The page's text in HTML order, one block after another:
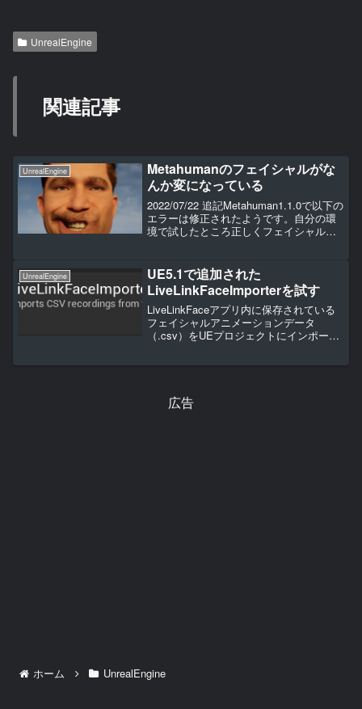
UnrealEngine
関連記事
UnrealEngine
Metahumanのフェイシャルがな
んか変になっている
2022/07/22 追記Metahuman1.1.0で以下の
エラーは修正されたようです。自分の環
境で試したところ正しくフェイシャルア
が、Metahumanを...
UnrealEngine
UE5.1で追加された
LiveLinkFaceImporterを試す
LiveLinkFaceアプリ内に保存されている
フェイシャルアニメーションデータ
（.csv）をUEプロジェクトにインポート
広告
ホーム UnrealEngine